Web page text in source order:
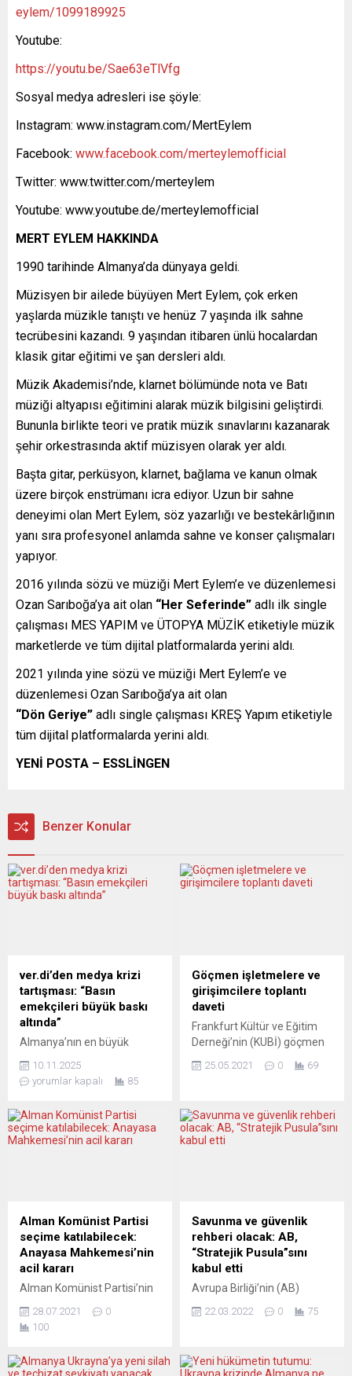
eylem/1099189925
Youtube:
https://youtu.be/Sae63eTlVfg
Sosyal medya adresleri ise şöyle:
Instagram: www.instagram.com/MertEylem
Facebook: www.facebook.com/merteylemofficial
Twitter: www.twitter.com/merteylem
Youtube: www.youtube.de/merteylemofficial
MERT EYLEM HAKKINDA
1990 tarihinde Almanya’da dünyaya geldi.
Müzisyen bir ailede büyüyen Mert Eylem, çok erken
yaşlarda müzikle tanıştı ve henüz 7 yaşında ilk sahne
tecrübesini kazandı. 9 yaşından itibaren ünlü hocalardan
klasik gitar eğitimi ve şan dersleri aldı.
Müzik Akademisi’nde, klarnet bölümünde nota ve Batı
müziği altyapısı eğitimini alarak müzik bilgisini geliştirdi.
Bununla birlikte teori ve pratik müzik sınavlarını kazanarak
şehir orkestrasında aktif müzisyen olarak yer aldı.
Başta gitar, perküsyon, klarnet, bağlama ve kanun olmak
üzere birçok enstrümanı icra ediyor. Uzun bir sahne
deneyimi olan Mert Eylem, söz yazarlığı ve bestekârlığının
yanı sıra profesyonel anlamda sahne ve konser çalışmaları
yapıyor.
2016 yılında sözü ve müziği Mert Eylem’e ve düzenlemesi
Ozan Sarıboğa’ya ait olan “Her Seferinde” adlı ilk single
çalışması MES YAPIM ve ÜTOPYA MÜZİK etiketiyle müzik
marketlerde ve tüm dijital platformalarda yerini aldı.
2021 yılında yine sözü ve müziği Mert Eylem’e ve
düzenlemesi Ozan Sarıboğa’ya ait olan
“Dön Geriye” adlı single çalışması KREŞ Yapım etiketiyle
tüm dijital platformalarda yerini aldı.
YENİ POSTA – ESSLİNGEN
Benzer Konular
ver.di’den medya krizi
tartışması: “Basın
emekçileri büyük baskı
altında”
Almanya’nın en büyük
Baden-Württemberg Eyalet
Medya Çalışanları Grubu, 14
Stuttgart’ta “Baskı Altında:
Medya krizi basın emekçileri
2’deki tHeo.1 binasında,
“Marie Marcks” ve “Renate
Stäbler” salonlarında
yapılacak. Kapılar saat
ile açılacak; ana...
10.11.2025
yorumlar kapalı
85
Göçmen işletmelere ve
girişimcilere toplantı
daveti
Frankfurt Kültür ve Eğitim
Derneği’nin (KUBİ) göçmen
bilgilendirme toplantısında
Bakanlığı Müsteşarı Dr.
Nimmermann’ın da
konusunu ele alacak. Korona
salgını ekonomiyi nasıl
etkiliyor? İş insanları krizden
hangi dersler çıkarmalı?...
25.05.2021 0 69
Alman Komünist Partisi
seçime katılabilecek:
Anayasa Mahkemesi’nin
acil kararı
Alman Komünist Partisi’nin
seçimlere katılamayacağını
bildiren Federal Seçim
Federal Anayasa
28.07.2021
0
100
Savunma ve güvenlik
rehberi olacak: AB,
“Stratejik Pusula”sını
kabul etti
Avrupa Birliği’nin (AB)
alanında gelişmesi ve karar
“Stratejik Pusula” adlı belge
22.03.2022 0 75